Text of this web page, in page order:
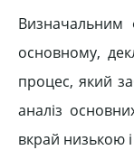
Визначальним
основному,
процес, який
аналіз
вкрай низькою